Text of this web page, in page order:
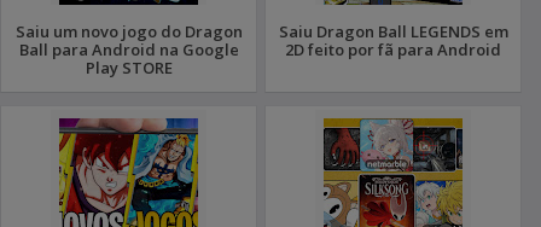
Saiu um novo jogo do Dragon
Ball para Android na Google
Play STORE
Saiu Dragon Ball LEGENDS em
2D feito por fã para Android